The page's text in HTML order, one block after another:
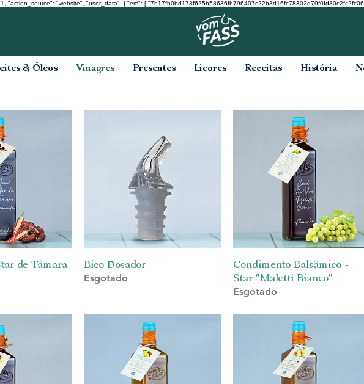
"action_source": "website", "user_data": { "em": [
& Óleos Vinagres Presentes Licores Receitas História
rápida
de Tâmara
Visualização rápida
Bico Dosador
Esgotado
Visualização rápida
Condimento Balsâmico -
Star "Maletti Bianco"
Esgotado